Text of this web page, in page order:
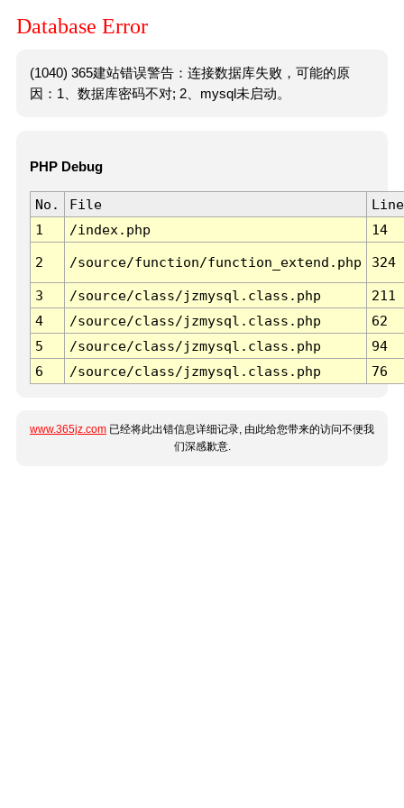
Database Error
(1040) 365建站错误警告：连接数据库失败，可能的原
因：1、数据库密码不对; 2、mysql未启动。
PHP Debug
No. File
Line
1
/index.php 14
2 /source/function/function_extend.php 324
3 /source/class/jzmysql.class.php
211
4
/source/class/jzmysql.class.php
62
5
/source/class/jzmysql.class.php
94
6
/source/class/jzmysql.class.php 76
www.365jz.com 已经将此出错信息详细记录, 由此给您带来的访问不便我
们深感歉意.